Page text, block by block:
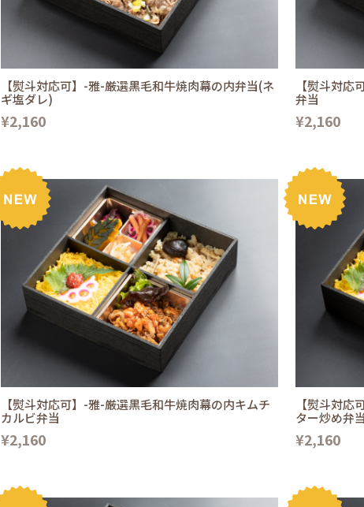
【熨斗対応可】-雅-厳選黒毛和牛焼肉幕の内弁当(ネ
ギ塩ダレ)
¥2,160
【熨斗対
弁当
¥2,160
【熨斗対応可】-雅-厳選黒毛和牛焼肉幕の内キムチ
カルビ弁当
¥2,160
【熨斗対
ター炒め弁当
¥2,160